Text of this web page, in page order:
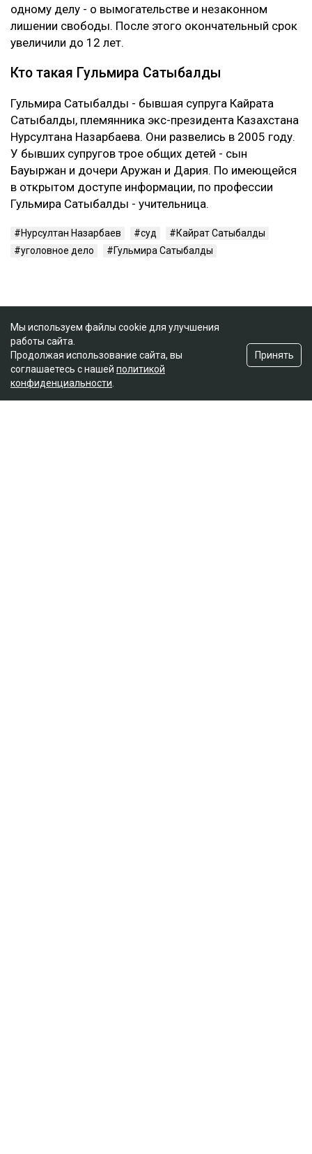
одному делу - о вымогательстве и незаконном
лишении свободы. После этого окончательный срок
увеличили до 12 лет.
Кто такая Гульмира Сатыбалды
Гульмира Сатыбалды - бывшая супруга Кайрата
Сатыбалды, племянника экс-президента Казахстана
Нурсултана Назарбаева. Они развелись в 2005 году.
У бывших супругов трое общих детей - сын
Бауыржан и дочери Аружан и Дария. По имеющейся
в открытом доступе информации, по профессии
Гульмира Сатыбалды - учительница.
Нурсултан Назарбаев суд
Кайрат Сатыбалды
уголовное дело
Гульмира Сатыбалды
Мы используем файлы cookie для улучшения
работы сайта.
Продолжая использование сайта, вы
соглашаетесь с нашей политикой
конфиденциальности
Принять